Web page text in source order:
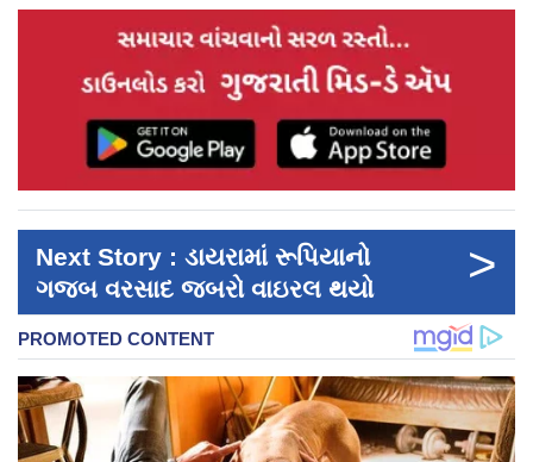
Next Story : ડાયરામાં રૂપિયાનો
ગજબ વરસાદ જબરો વાઇરલ થયો
>